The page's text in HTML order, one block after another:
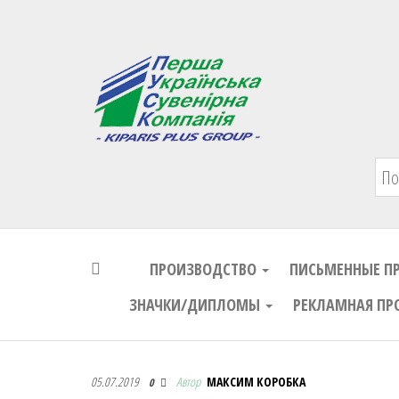
Первая Украинская Сувенирная
ПРОИЗВОДСТВО ПИСЬМЕННЫЕ
ЗНАЧКИ/ДИПЛОМЫ
РЕКЛАМНАЯ
Первая Украинская Сувенирная
05.07.2019 0 Автор МАКСИМ КОРОБКА